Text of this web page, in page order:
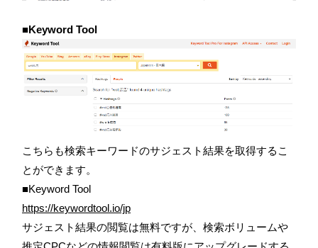
■Keyword Tool
こちらも検索キーワードのサジェスト結果を取得するこ
とができます。
■Keyword Tool
https://keywordtool.io/jp
サジェスト結果の閲覧は無料ですが、検索ボリュームや